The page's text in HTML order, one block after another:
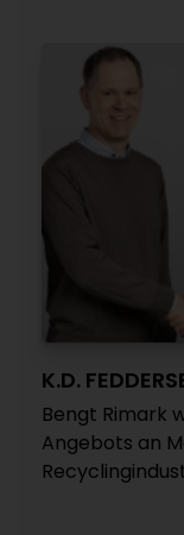
K.D.
Bengt Rimark
Angebots an